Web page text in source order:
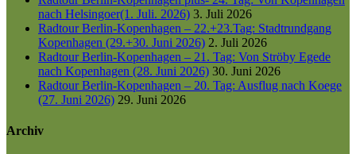
nach Helsingoer(1. Juli. 2026) 3. Juli 2026
Radtour Berlin-Kopenhagen – 22.+23.Tag: Stadtrundgang
Kopenhagen (29.+30. Juni 2026) 2. Juli 2026
Radtour Berlin-Kopenhagen – 21. Tag: Von Ströby Egede
nach Kopenhagen (28. Juni 2026) 30. Juni 2026
Radtour Berlin-Kopenhagen – 20. Tag: Ausflug nach Koege
(27. Juni 2026) 29. Juni 2026
Archiv